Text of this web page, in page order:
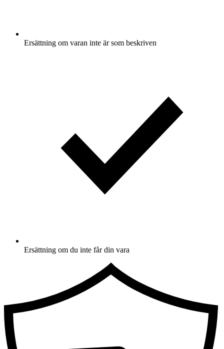
Ersättning om varan inte är som beskriven
Ersättning om du inte får din vara